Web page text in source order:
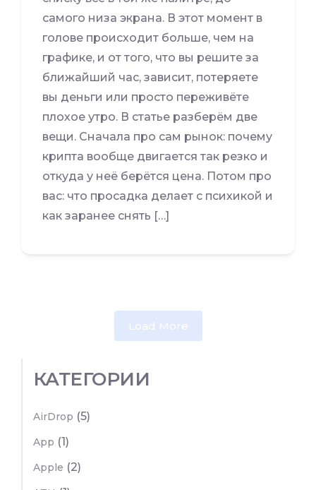
самого низа экрана. В этот момент в
голове происходит больше, чем на
графике, и от того, что вы решите за
ближайший час, зависит, потеряете
вы деньги или просто переживёте
плохое утро. В статье разберём две
вещи. Сначала про сам рынок: почему
крипта вообще двигается так резко и
откуда у неё берётся цена. Потом про
вас: что просадка делает с психикой и
как заранее снять […]
Load More
КАТЕГОРИИ
AirDrop (5)
App (1)
Apple (2)